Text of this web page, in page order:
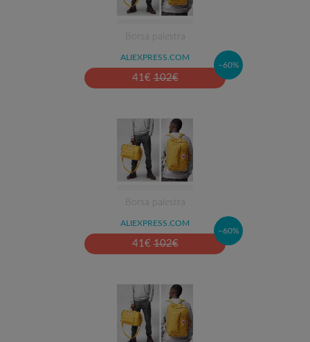
Borsa palestra
ALIEXPRESS.COM
41€ 102€
–60%
Borsa palestra
ALIEXPRESS.COM
41€ 102€
–60%